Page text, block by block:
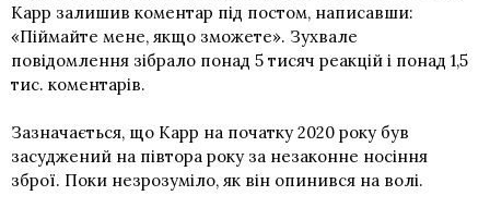
Карр залишив коментар під постом, написавши:
«Піймайте мене, якщо зможете». Зухвале
повідомлення зібрало понад 5 тисяч реакцій і понад 1,5
тис. коментарів.
Зазначається, що Карр на початку 2020 року був
засуджений на півтора року за незаконне носіння
зброї. Поки незрозуміло, як він опинився на волі.